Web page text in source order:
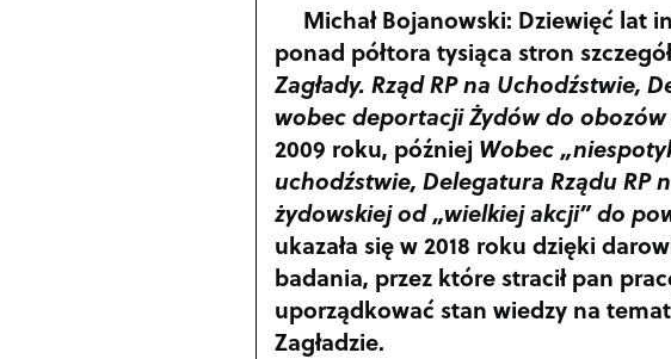
Michał Bojanowski: Dziewięć lat
ponad półtora tysiąca stron
Zagłady. Rząd RP na Uchodźstwie,
wobec deportacji Żydów do obozów
2009 roku, później Wobec
uchodźstwie, Delegatura Rządu RP
żydowskiej od „wielkiej akcji” do
ukazała się w 2018 roku dzięki
badania, przez które stracił pan
uporządkować stan wiedzy na
Zagładzie.